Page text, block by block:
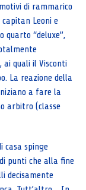
di rammarico
Leoni e
quarto “deluxe”,
ai quali il Visconti
La reazione della
a fare la
arbitro (classe
casa spinge
punti che alla fine
decisamente